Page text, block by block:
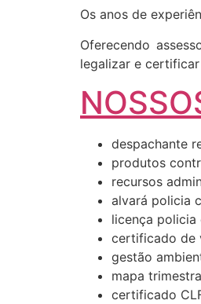
Os anos de
Oferecendo
legalizar e
despachante
produtos
recursos
alvará policia
licença policia
certificado de
gestão
mapa
certificado